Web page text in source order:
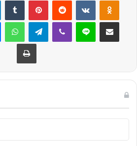
MessengerWhatsAppTelegramViber Line E-Posta ile
Yazdır